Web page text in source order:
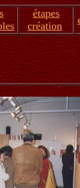
étapes
création